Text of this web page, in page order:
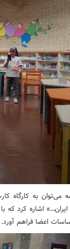
می‌توان به کارگاه
اشاره کرد
اعضا فراهم آورد.